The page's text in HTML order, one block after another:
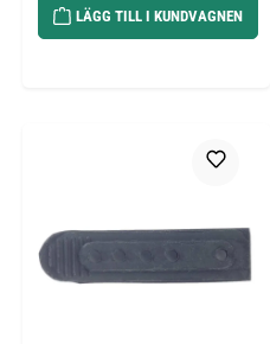
LÄGG TILL I KUNDVAGNEN